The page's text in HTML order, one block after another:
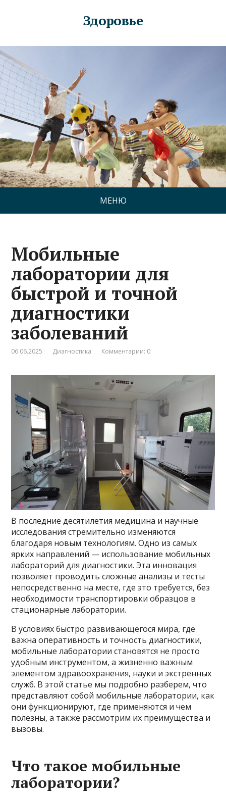
Здоровье
МЕНЮ
Мобильные
лаборатории для
быстрой и точной
диагностики
заболеваний
06.06.2025 Диагностика Комментарии: 0
В последние десятилетия медицина и научные
исследования стремительно изменяются
благодаря новым технологиям. Одно из самых
ярких направлений — использование мобильных
лабораторий для диагностики. Эта инновация
позволяет проводить сложные анализы и тесты
непосредственно на месте, где это требуется, без
необходимости транспортировки образцов в
стационарные лаборатории.
В условиях быстро развивающегося мира, где
важна оперативность и точность диагностики,
мобильные лаборатории становятся не просто
удобным инструментом, а жизненно важным
элементом здравоохранения, науки и экстренных
служб. В этой статье мы подробно разберем, что
представляют собой мобильные лаборатории, как
они функционируют, где применяются и чем
полезны, а также рассмотрим их преимущества и
вызовы.
Что такое мобильные
лаборатории?